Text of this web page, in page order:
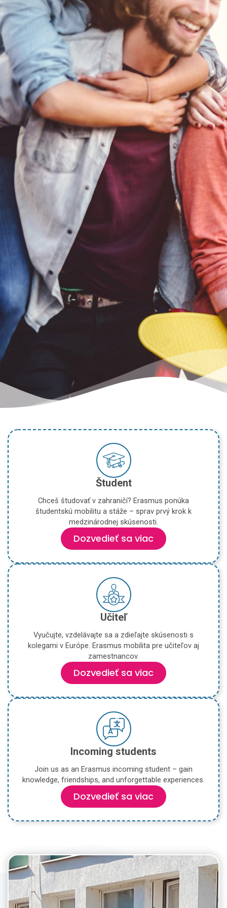
Študent
Chceš študovať v zahraničí? Erasmus ponúka
študentskú mobilitu a stáže – sprav prvý krok k
medzinárodnej skúsenosti.
Dozvedieť sa viac
Učiteľ
Vyučujte, vzdelávajte sa a zdieľajte skúsenosti s
kolegami v Európe. Erasmus mobilita pre učiteľov aj
zamestnancov.
Dozvedieť sa viac
Incoming students
Join us as an Erasmus incoming student – gain
knowledge, friendships, and unforgettable experiences.
Dozvedieť sa viac